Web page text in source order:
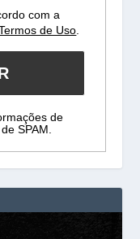
com a
de Uso
de
SPAM.